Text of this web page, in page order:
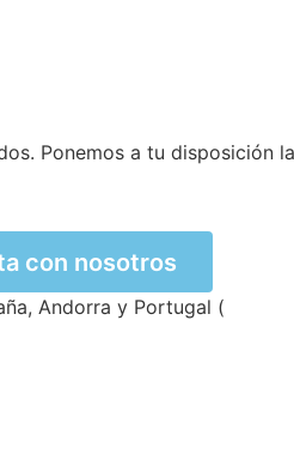
Ponemos a tu disposición
con nosotros
Andorra y Portugal (